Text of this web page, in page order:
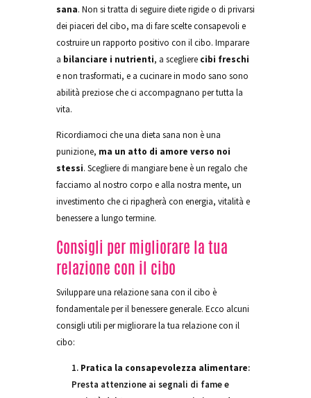
sana. Non si tratta di seguire diete rigide o di privarsi
dei piaceri del cibo, ma di fare scelte consapevoli e
costruire un rapporto positivo con il cibo. Imparare
a bilanciare i nutrienti, a scegliere cibi freschi
e non trasformati, e a cucinare in modo sano sono
abilità preziose che ci accompagnano per tutta la
vita.
Ricordiamoci che una dieta sana non è una
punizione, ma un atto di amore verso noi
stessi. Scegliere di mangiare bene è un regalo che
facciamo al nostro corpo e alla nostra mente, un
investimento che ci ripagherà con energia, vitalità e
benessere a lungo termine.
Consigli per migliorare la tua
relazione con il cibo
Sviluppare una relazione sana con il cibo è
fondamentale per il benessere generale. Ecco alcuni
consigli utili per migliorare la tua relazione con il
cibo:
Pratica la consapevolezza alimentare:
Presta attenzione ai segnali di fame e